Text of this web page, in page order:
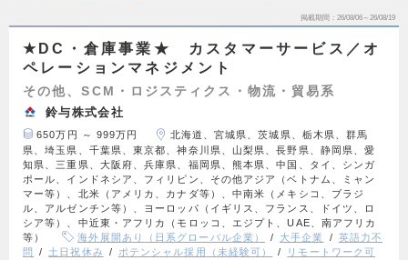
掲載期間 26/08/06～26/08/19
★DC・倉庫事業★ カスタマーサービス／オ
ペレーションマネジメント
その他、SCM・ロジスティクス・物流・貿易系
鈴与株式会社
650万円 ～ 999万円
北海道、宮城県、茨城県、栃木県、群馬
県、埼玉県、千葉県、東京都、神奈川県、山梨県、長野県、静岡県、愛
知県、三重県、大阪府、兵庫県、福岡県、熊本県、中国、タイ、シンガ
ポール、インドネシア、フィリピン、その他アジア（ベトナム、ミャン
マー等）、北米（アメリカ、カナダ等）、中南米（メキシコ、ブラジ
ル、アルゼンチン等）、ヨーロッパ（イギリス、フランス、ドイツ、ロ
シア等）、中近東・アフリカ（モロッコ、エジプト、UAE、南アフリカ
等）
海外展開あり（日系グローバル企業） 大手企業
英語力不
問
土日祝休み ポテンシャル採用（未経験可）
リモートワーク可